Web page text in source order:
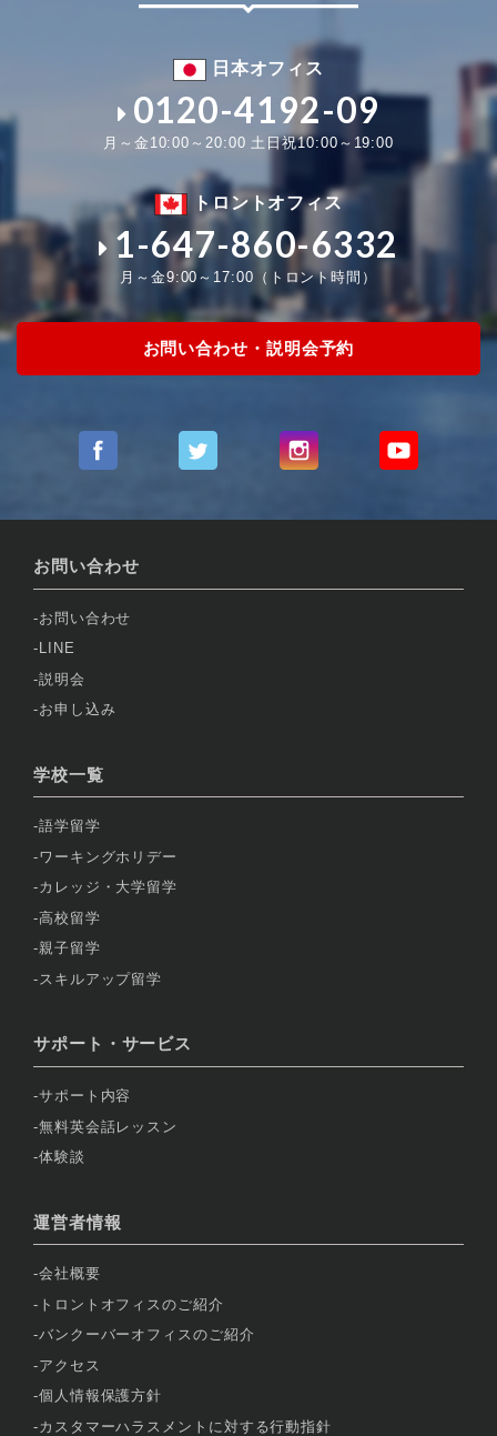
日本オフィス
0120-4192-09
月～金10:00～20:00 土日祝10:00～19:00
トロントオフィス
1-647-860-6332
月～金9:00～17:00（トロント時間）
お問い合わせ・説明会予約
お問い合わせ
お問い合わせ
LINE
説明会
お申し込み
学校一覧
語学留学
ワーキングホリデー
カレッジ・大学留学
高校留学
親子留学
スキルアップ留学
サポート・サービス
サポート内容
無料英会話レッスン
体験談
運営者情報
会社概要
トロントオフィスのご紹介
バンクーバーオフィスのご紹介
アクセス
個人情報保護方針
カスタマーハラスメントに対する行動指針